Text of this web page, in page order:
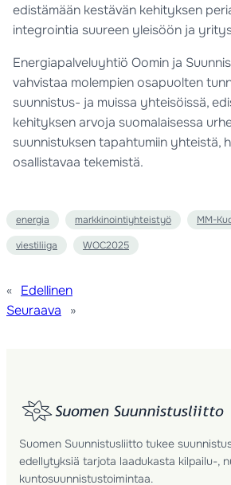
edistämään kestävän kehityksen
integrointia suureen yleisöön ja
Energiapalveluyhtiö Oomin ja
vahvistaa molempien osapuolten
suunnistus- ja muissa yhteisöissä,
kehityksen arvoja suomalaisessa
suunnistuksen tapahtumiin yhteistä,
osallistavaa tekemistä.
energia markkinointiyhteistyö MM-
viestiliiga
WOC2025
« Edellinen
Seuraava
»
Suomen Suunnistusliitto tukee
edellytyksiä tarjota laadukasta kilpailu-,
kuntosuunnistustoimintaa.